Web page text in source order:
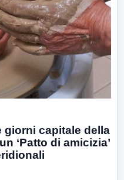
giorni capitale della
‘Patto di amicizia’